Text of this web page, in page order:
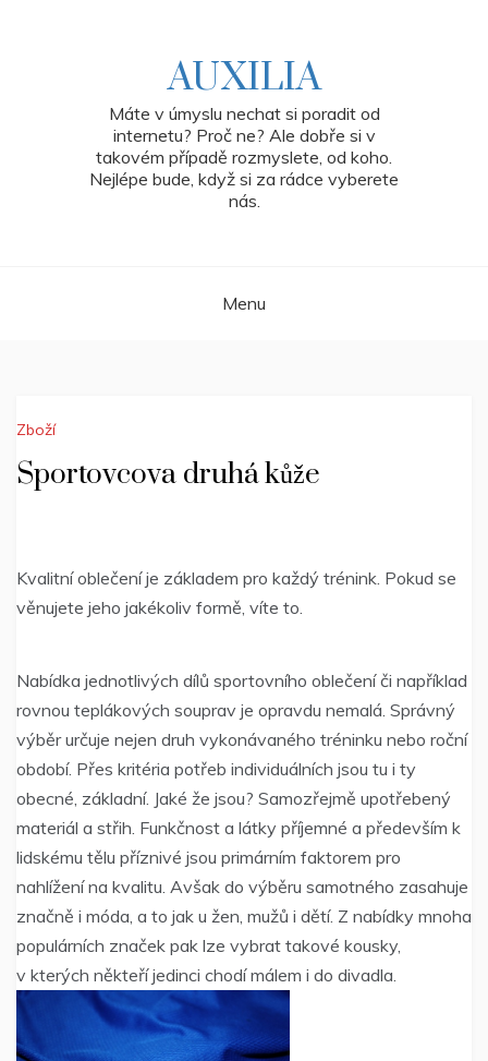
AUXILIA
Máte v úmyslu nechat si poradit od
internetu? Proč ne? Ale dobře si v
takovém případě rozmyslete, od koho.
Nejlépe bude, když si za rádce vyberete
nás.
Menu
Zboží
Sportovcova druhá kůže
Kvalitní oblečení je základem pro každý trénink. Pokud se
věnujete jeho jakékoliv formě, víte to.
Nabídka jednotlivých dílů sportovního oblečení či například
rovnou teplákových souprav je opravdu nemalá. Správný
výběr určuje nejen druh vykonávaného tréninku nebo roční
období. Přes kritéria potřeb individuálních jsou tu i ty
obecné, základní. Jaké že jsou? Samozřejmě upotřebený
materiál a střih. Funkčnost a látky příjemné a především k
lidskému tělu příznivé jsou primárním faktorem pro
nahlížení na kvalitu. Avšak do výběru samotného zasahuje
značně i móda, a to jak u žen, mužů i dětí. Z nabídky mnoha
populárních značek pak lze vybrat takové kousky,
v kterých někteří jedinci chodí málem i do divadla.